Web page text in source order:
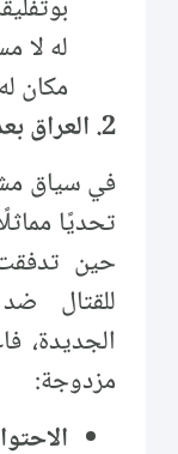
له لا
مكان
2. العراق بعد 2003
في سياق
تحديًا
حين
للقتال
الجديدة،
مزدوجة: